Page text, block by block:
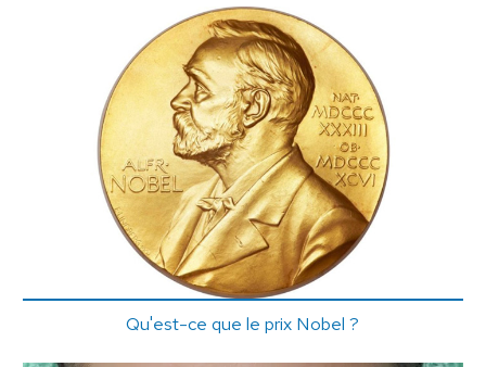
Qu'est-ce que le prix Nobel ?